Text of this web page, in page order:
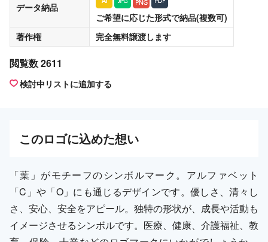
データ納品
ご希望に応じた形式で納品(複数可)
著作権
完全無料譲渡します
閲覧数 2611
検討中リストに追加する
このロゴに込めた想い
「葉」がモチーフのシンボルマーク。アルファベット
「C」や「O」にも通じるデザインです。優しさ、清々し
さ、安心、安全をアピール。独特の形状が、成長や活動も
イメージさせるシンボルです。医療、健康、介護福祉、教